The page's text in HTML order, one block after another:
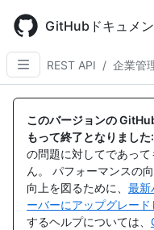
main
content
GitHubドキュメン
REST API / 企業管
このバージョンの
もって終了となりました:
の問題に対してであっ
ん。 パフォーマンスの
向上を図るために、 最新
ーバーにアップグレー
するヘルプについては、
名
名